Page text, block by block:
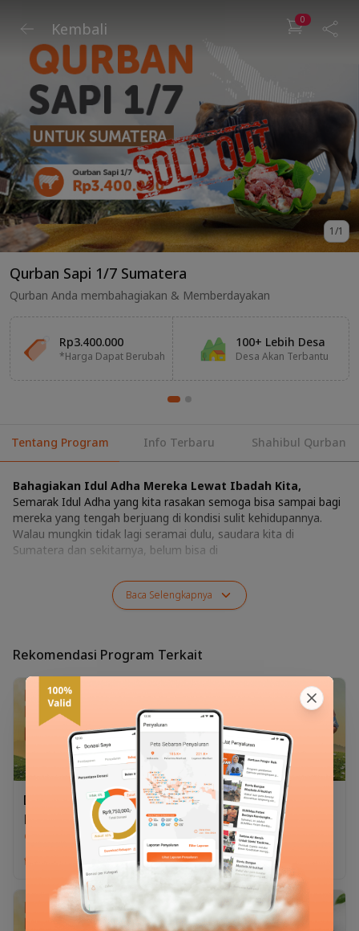
Kembali 0
1/1
Qurban Sapi 1/7 Sumatera
Qurban Anda membahagiakan & Memberdayakan
Rp3.400.000
*Harga Dapat Berubah
100+ Lebih Desa
Desa Akan Terbantu
Tentang Program Info Terbaru Shahibul Qurban
Bahagiakan Idul Adha Mereka Lewat Ibadah Kita,
Semarak Idul Adha yang kita rasakan semoga bisa sampai bagi
mereka yang tengah berjuang di kondisi sulit kehidupannya.
Walau mungkin tidak lagi seramai dulu, saudara kita di
Sumatera dan sekitarnya, belum bisa di
Baca Selengkapnya
Rekomendasi Program Terkait
Desaku Berqurban
Kambing
Rp1.950.000
Desaku Berqurban
Kambing
Desaku Berqurban 1/7
Rp2.350.000
Desaku Berqurban 1/7
Sapi